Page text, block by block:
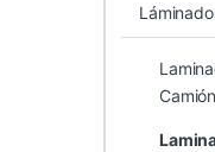
Camión